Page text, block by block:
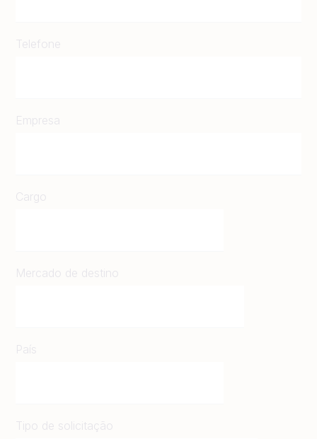
Telefone
Empresa
Cargo
Mercado de destino
País
Tipo de solicitação